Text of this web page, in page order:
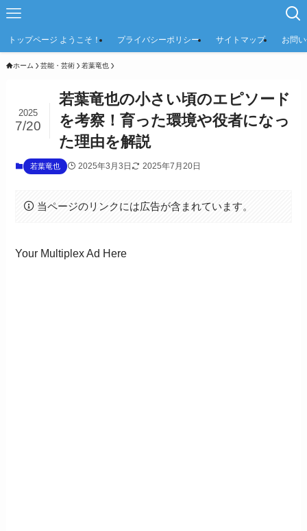
トップページ ようこそ！ プライバシーポリシー サイトマップ お問
ホーム 芸能・芸術 若葉竜也
若葉竜也の小さい頃のエピソード
を考察！育った環境や役者になっ
た理由を解説
2025
7/20
若葉竜也 2025年3月3日 2025年7月20日
当ページのリンクには広告が含まれています。
Your Multiplex Ad Here